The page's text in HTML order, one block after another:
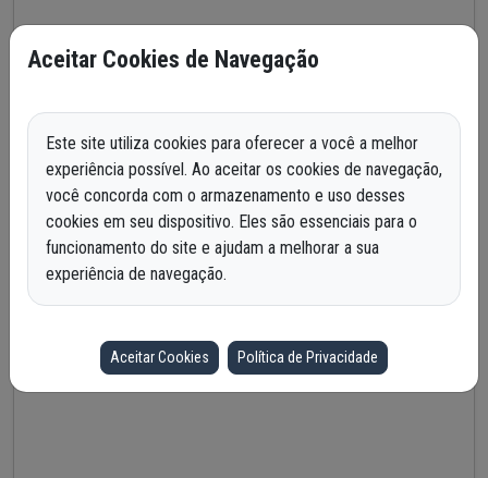
Aceitar Cookies de Navegação
Este site utiliza cookies para oferecer a você a melhor
experiência possível. Ao aceitar os cookies de navegação,
você concorda com o armazenamento e uso desses
cookies em seu dispositivo. Eles são essenciais para o
funcionamento do site e ajudam a melhorar a sua
experiência de navegação.
Aceitar Cookies Política de Privacidade